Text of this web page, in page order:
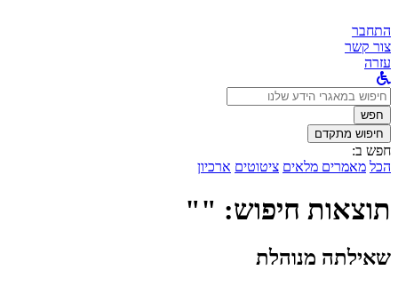
התחבר
צור קשר
עזרה
לחפש
ב:חפש
חיפוש מתקדם
חפש ב:
הכל מאמרים מלאים ציטוטים ארכיון
תוצאות חיפוש: ""
שאילתה מנוהלת